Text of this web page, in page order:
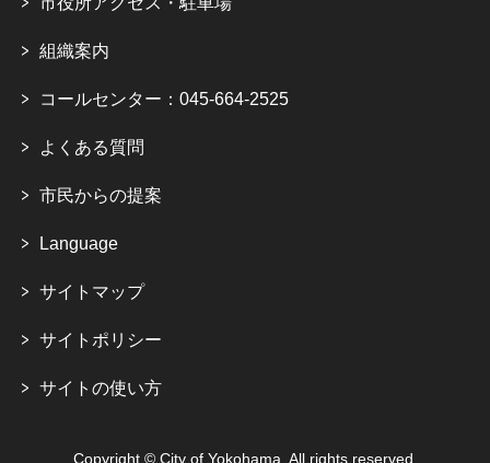
組織案内
コールセンター：045-664-2525
よくある質問
市民からの提案
Language
サイトマップ
サイトポリシー
サイトの使い方
Copyright © City of Yokohama. All rights reserved.